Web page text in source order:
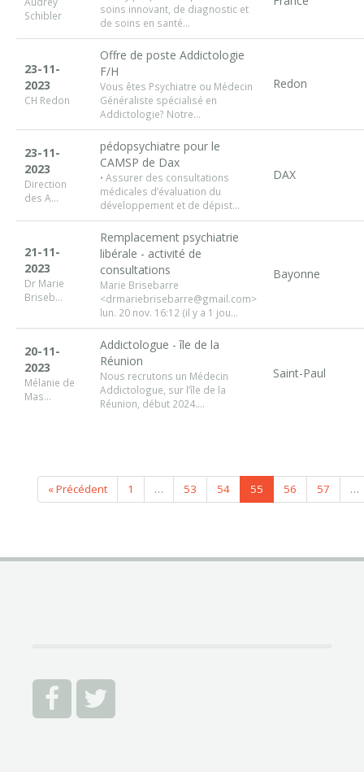
Schibler
soins innovant, de diagnostic et
de soins en santé...
23-11-
2023
CH Redon
Offre de poste Addictologie
F/H
Vous êtes Psychiatre ou Médecin
Généraliste spécialisé en
Addictologie? Notre...
Redon
23-11-
2023
Direction
des A...
pédopsychiatre pour le
CAMSP de Dax
• Assurer des consultations
médicales d’évaluation du
développement et de dépist...
DAX
21-11-
2023
Dr Marie
Briseb...
Remplacement psychiatrie
libérale - activité de
consultations
Marie Brisebarre
<drmariebrisebarre@gmail.com>
lun. 20 nov. 16:12 (il y a 1 jou...
Bayonne
20-11-
2023
Mélanie de
Mas...
Addictologue - île de la
Réunion
Nous recrutons un Médecin
Addictologue, sur l’île de la
Réunion, début 2024....
Saint-Paul
« Précédent 1 … 53 54 55 56 57 …